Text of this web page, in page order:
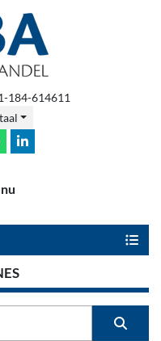
184-614611
linkedin